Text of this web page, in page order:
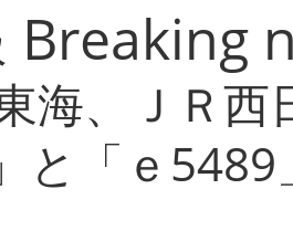
Breaking
海、ＪＲ
と「ｅ